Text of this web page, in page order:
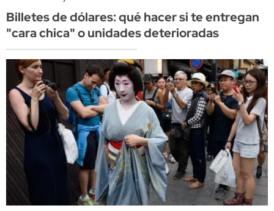
Billetes de dólares: qué hacer si te entregan
"cara chica" o unidades deterioradas